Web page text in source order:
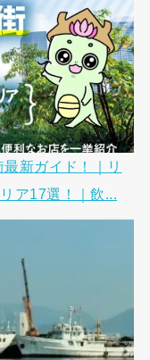
新ガイド！｜リ
ア17選！｜飲...